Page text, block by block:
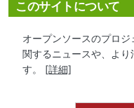
このサイトについて
オープンソースのプロ
関するニュースや、よ
す。 [詳細]